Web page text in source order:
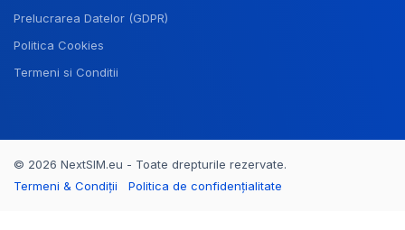
Prelucrarea Datelor (GDPR)
Politica Cookies
Termeni si Conditii
© 2026 NextSIM.eu - Toate drepturile rezervate.
Termeni & Condiții
Politica de confidențialitate